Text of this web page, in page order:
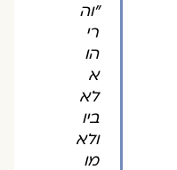
"וה
רי
הו
א
לא
ביו
ולא
מו